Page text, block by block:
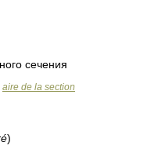
сечения
aire de la section
)